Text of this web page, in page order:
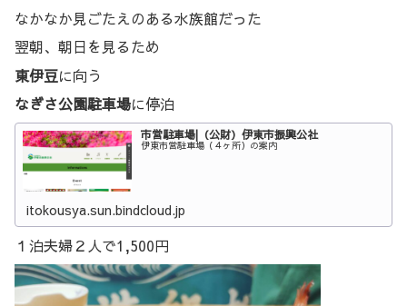
なかなか見ごたえのある水族館だった
翌朝、朝日を見るため
東伊豆に向う
なぎさ公園駐車場に停泊
市営駐車場|（公財）伊東市振興公社
伊東市営駐車場（４ヶ所）の案内
itokousya.sun.bindcloud.jp
１泊夫婦２人で1,500円